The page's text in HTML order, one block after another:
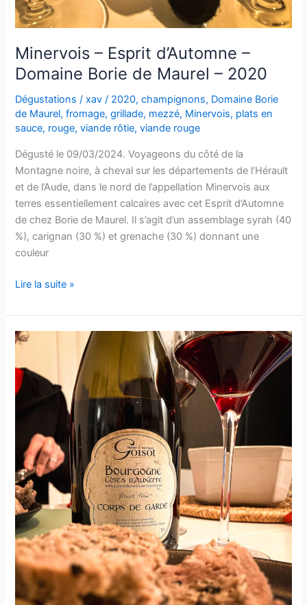
Minervois – Esprit d’Automne –
Domaine Borie de Maurel – 2020
Dégustations /xav/ 2020,champignons, Domaine Borie
de Maurel,fromage,grillade, mezzé, Minervois, plats en
sauce, rouge,viande rôtie,viande rouge
Dégusté le 09/03/2024. Voyageons du côté de la
Montagne noire, à cheval sur les départements de l’Hérault
et de l’Aude, dans le nord de l’appellation Minervois aux
terres essentiellement calcaires avec cet Esprit d’Automne
de chez Borie de Maurel. Il s’agit d’un assemblage syrah (40
%), carignan (30 %) et grenache (30 %) donnant une
couleur
Minervois
Esprit
d’Automne
–
Domaine
Borie
de
2020
Lire la suite »